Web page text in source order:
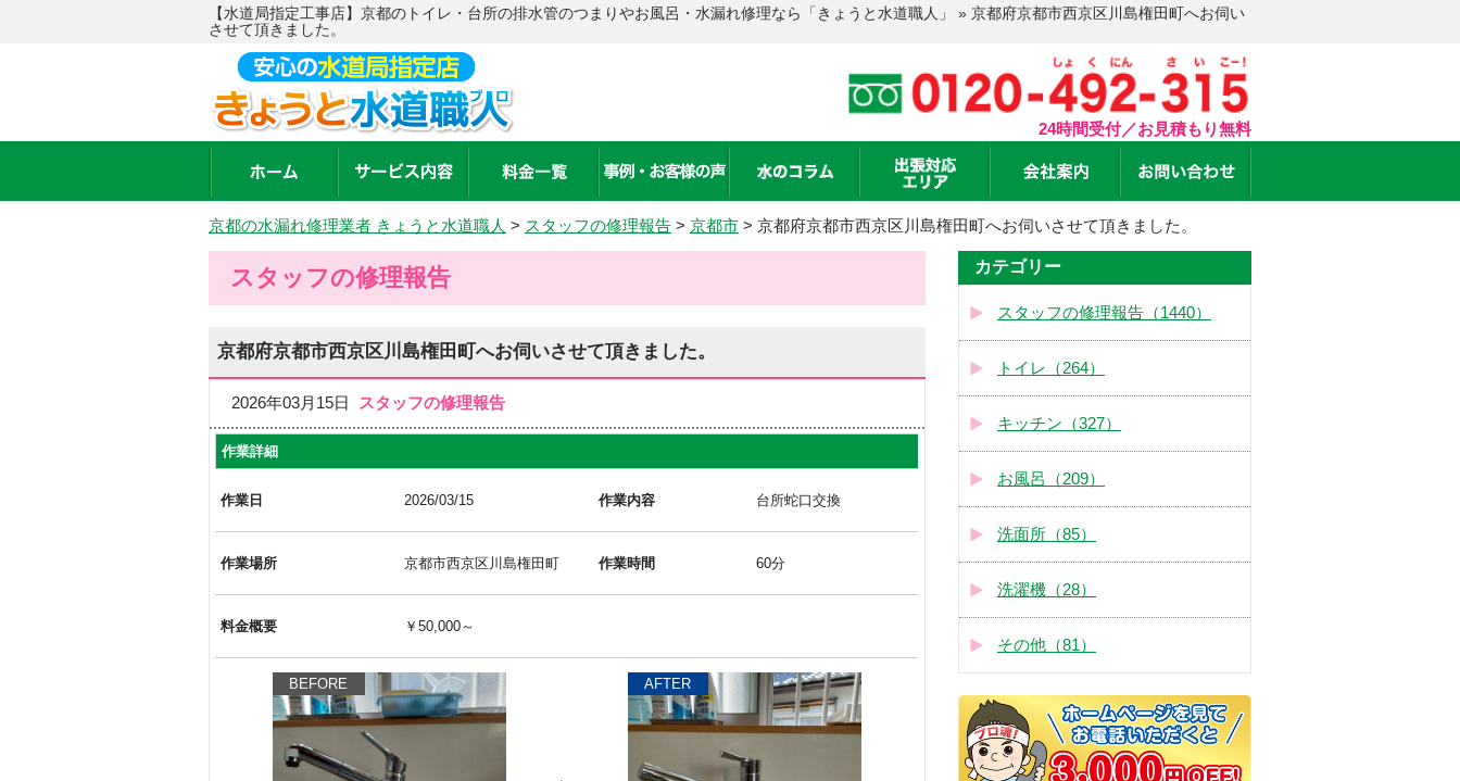
【水道局指定工事店】京都のトイレ・台所の排水管のつまりやお風呂・水漏れ修理なら「きょうと水道職人」 » 京都府京都市西京区川島権田町へお伺い
させて頂きました。
24時間受付／お見積もり無料
京都の水漏れ修理業者 きょうと水道職人 > スタッフの修理報告 > 京都市 > 京都府京都市西京区川島権田町へお伺いさせて頂きました。
スタッフの修理報告
京都府京都市西京区川島権田町へお伺いさせて頂きました。
2026年03月15日 スタッフの修理報告
作業詳細
作業日 2026/03/15 作業内容 台所蛇口交換
作業場所 京都市西京区川島権田町 作業時間 60分
料金概要 ￥50,000～
BEFORE AFTER
カテゴリー
スタッフの修理報告（1440）
トイレ（264）
キッチン（327）
お風呂（209）
洗面所（85）
洗濯機（28）
その他（81）